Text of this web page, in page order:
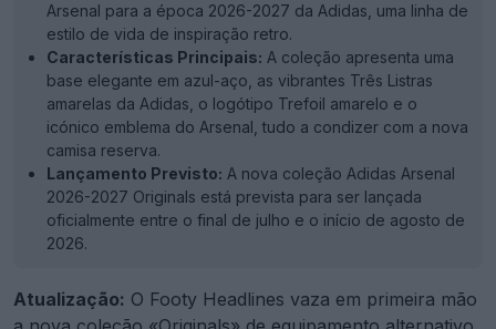
Arsenal para a época 2026-2027 da Adidas, uma linha de
estilo de vida de inspiração retro.
Características Principais: A coleção apresenta uma
base elegante em azul-aço, as vibrantes Três Listras
amarelas da Adidas, o logótipo Trefoil amarelo e o
icónico emblema do Arsenal, tudo a condizer com a nova
camisa reserva.
Lançamento Previsto: A nova coleção Adidas Arsenal
2026-2027 Originals está prevista para ser lançada
oficialmente entre o final de julho e o início de agosto de
2026.
Atualização: O Footy Headlines vaza em primeira mão